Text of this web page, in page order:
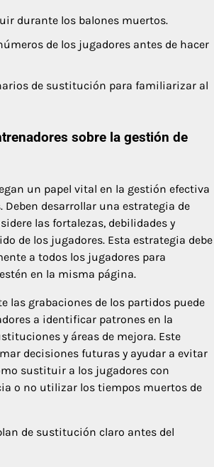
durante los balones muertos.
de los jugadores antes de hacer
de sustitución para familiarizar al
sobre la gestión de
un papel vital en la gestión efectiva
Deben desarrollar una estrategia de
las fortalezas, debilidades y
de los jugadores. Esta estrategia debe
a todos los jugadores para
en la misma página.
las grabaciones de los partidos puede
a identificar patrones en la
y áreas de mejora. Este
decisiones futuras y ayudar a evitar
sustituir a los jugadores con
o no utilizar los tiempos muertos de
de sustitución claro antes del